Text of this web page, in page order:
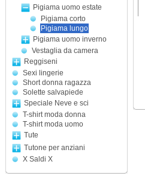
Pigiama uomo estate
Pigiama corto
Pigiama lungo
Pigiama uomo inverno
Vestaglia da camera
Reggiseni
Sexi lingerie
Short donna ragazza
Solette salvapiede
Speciale Neve e sci
T-shirt moda donna
T-shirt moda uomo
Tute
Tutone per anziani
X Saldi X